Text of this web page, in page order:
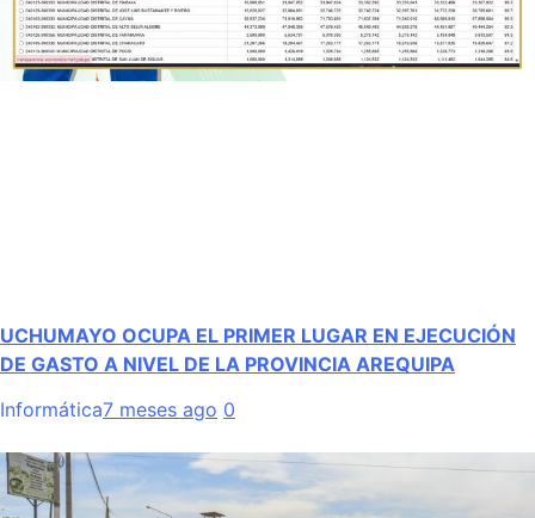
UCHUMAYO OCUPA EL PRIMER LUGAR EN EJECUCIÓN
DE GASTO A NIVEL DE LA PROVINCIA AREQUIPA
Informática7 meses ago 0